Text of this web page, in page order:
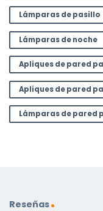
Lámparas de pasillo
Lámparas de noche
Apliques de pared
Apliques de pared
Lámparas de pared
Reseñas